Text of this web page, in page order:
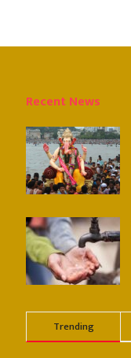
Recent News
Trending